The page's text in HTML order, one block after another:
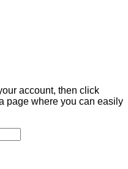
account, then click
page where you can easily